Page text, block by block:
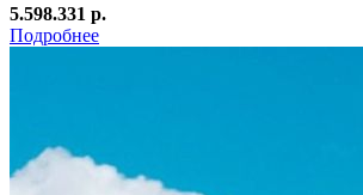
5.598.331 р.
Подробнее